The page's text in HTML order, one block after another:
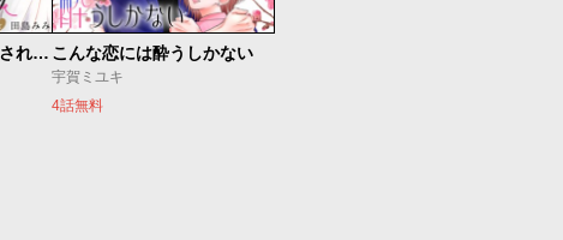
執事に初夜をおあずけされてます。 こんな恋には酔うしかない
宇賀ミユキ
4話無料